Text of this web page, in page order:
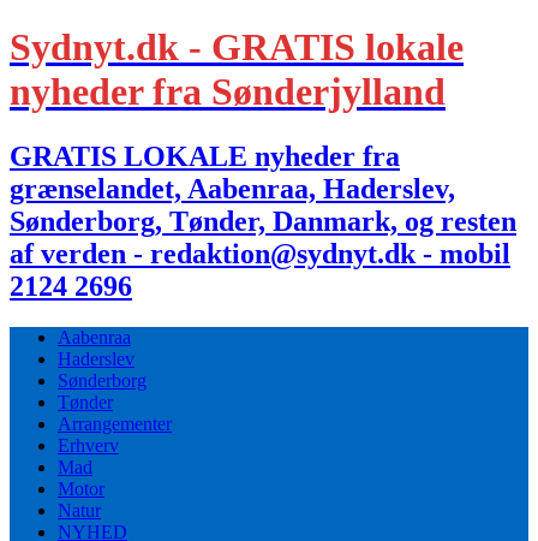
Sydnyt.dk - GRATIS lokale
nyheder fra Sønderjylland
GRATIS LOKALE nyheder fra
grænselandet, Aabenraa, Haderslev,
Sønderborg, Tønder, Danmark, og resten
af verden - redaktion@sydnyt.dk - mobil
2124 2696
Aabenraa
Haderslev
Sønderborg
Tønder
Arrangementer
Erhverv
Mad
Motor
Natur
NYHED